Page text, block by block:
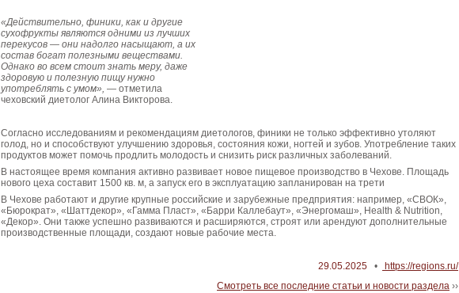
«Действительно, финики, как и другие
сухофрукты являются одними из лучших
перекусов — они надолго насыщают, а их
состав богат полезными веществами.
Однако во всем стоит знать меру, даже
здоровую и полезную пищу нужно
употреблять с умом», — отметила
чеховский диетолог Алина Викторова.
Согласно исследованиям и рекомендациям диетологов, финики не только эффективно утоляют
голод, но и способствуют улучшению здоровья, состояния кожи, ногтей и зубов. Употребление таких
продуктов может помочь продлить молодость и снизить риск различных заболеваний.
В настоящее время компания активно развивает новое пищевое производство в Чехове. Площадь
нового цеха составит 1500 кв. м, а запуск его в эксплуатацию запланирован на трети
В Чехове работают и другие крупные российские и зарубежные предприятия: например, «СВОК»,
«Бюрократ», «Шаттдекор», «Гамма Пласт», «Барри Каллебаут», «Энергомаш», Health & Nutrition,
«Декор». Они также успешно развиваются и расширяются, строят или арендуют дополнительные
производственные площади, создают новые рабочие места.
29.05.2025 •
https://regions.ru/
Смотреть все последние статьи и новости раздела ››